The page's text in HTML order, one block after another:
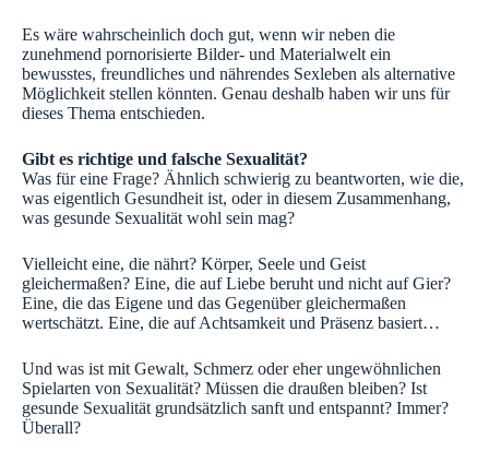
Es wäre wahrscheinlich doch gut, wenn wir neben die
zunehmend pornorisierte Bilder- und Materialwelt ein
bewusstes, freundliches und nährendes Sexleben als alternative
Möglichkeit stellen könnten. Genau deshalb haben wir uns für
dieses Thema entschieden.
Gibt es richtige und falsche Sexualität?
Was für eine Frage? Ähnlich schwierig zu beantworten, wie die,
was eigentlich Gesundheit ist, oder in diesem Zusammenhang,
was gesunde Sexualität wohl sein mag?
Vielleicht eine, die nährt? Körper, Seele und Geist
gleichermaßen? Eine, die auf Liebe beruht und nicht auf Gier?
Eine, die das Eigene und das Gegenüber gleichermaßen
wertschätzt. Eine, die auf Achtsamkeit und Präsenz basiert…
Und was ist mit Gewalt, Schmerz oder eher ungewöhnlichen
Spielarten von Sexualität? Müssen die draußen bleiben? Ist
gesunde Sexualität grundsätzlich sanft und entspannt? Immer?
Überall?